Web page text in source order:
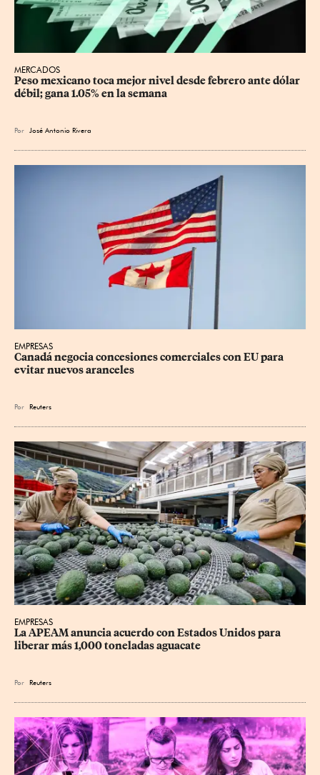
MERCADOS
Peso mexicano toca mejor nivel desde febrero ante dólar
débil; gana 1.05% en la semana
Por José Antonio Rivera
EMPRESAS
Canadá negocia concesiones comerciales con EU para
evitar nuevos aranceles
Por Reuters
EMPRESAS
La APEAM anuncia acuerdo con Estados Unidos para
liberar más 1,000 toneladas aguacate
Por Reuters